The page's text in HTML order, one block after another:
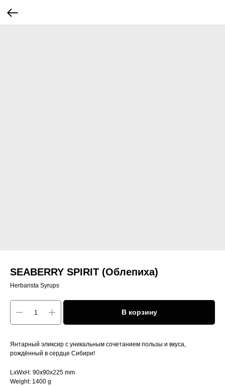
SEABERRY SPIRIT (Облепиха)
Herbarista Syrups
В корзину
Янтарный эликсир с уникальным сочетанием пользы и вкуса,
рождённый в сердце Сибири!
LxWxH: 90x90x225 mm
Weight: 1400 g